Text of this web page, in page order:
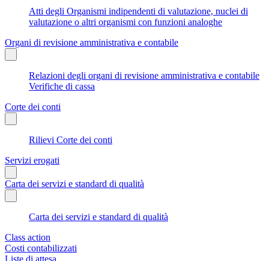
Atti degli Organismi indipendenti di valutazione, nuclei di
valutazione o altri organismi con funzioni analoghe
Organi di revisione amministrativa e contabile
Relazioni degli organi di revisione amministrativa e contabile
Verifiche di cassa
Corte dei conti
Rilievi Corte dei conti
Servizi erogati
Carta dei servizi e standard di qualità
Carta dei servizi e standard di qualità
Class action
Costi contabilizzati
Liste di attesa